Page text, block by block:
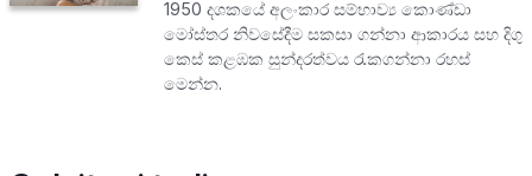
1950 දශකයේ අලංකාර සම්භාව්‍ය කොණ්ඩා
මෝස්තර නිවසේදීම සකසා ගන්නා ආකාරය සහ දිගු
කෙස් කළඹක සුන්දරත්වය රැකගන්නා රහස්
මෙන්න.